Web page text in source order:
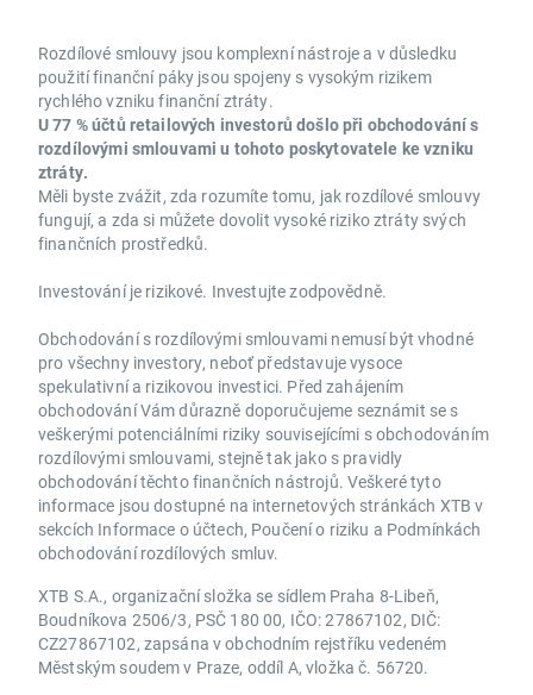
Rozdílové smlouvy jsou komplexní nástroje a v důsledku
použití finanční páky jsou spojeny s vysokým rizikem
rychlého vzniku finanční ztráty.
U 77 % účtů retailových investorů došlo při obchodování s
rozdílovými smlouvami u tohoto poskytovatele ke vzniku
ztráty.
Měli byste zvážit, zda rozumíte tomu, jak rozdílové smlouvy
fungují, a zda si můžete dovolit vysoké riziko ztráty svých
finančních prostředků.
Investování je rizikové. Investujte zodpovědně.
Obchodování s rozdílovými smlouvami nemusí být vhodné
pro všechny investory, neboť představuje vysoce
spekulativní a rizikovou investici. Před zahájením
obchodování Vám důrazně doporučujeme seznámit se s
veškerými potenciálními riziky souvisejícími s obchodováním
rozdílovými smlouvami, stejně tak jako s pravidly
obchodování těchto finančních nástrojů. Veškeré tyto
informace jsou dostupné na internetových stránkách XTB v
sekcích Informace o účtech, Poučení o riziku a Podmínkách
obchodování rozdílových smluv.
XTB S.A., organizační složka se sídlem Praha 8-Libeň,
Boudníkova 2506/3, PSČ 180 00, IČO: 27867102, DIČ:
CZ27867102, zapsána v obchodním rejstříku vedeném
Městským soudem v Praze, oddíl A, vložka č. 56720.